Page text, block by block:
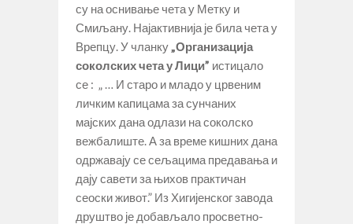
су на оснивање чета у Метку и
Смиљану. Најактивнија је била чета у
Врепцу. У чланку Организација
соколских чета у Лици” истицало
се : „ … И старо и младо у црвеним
личким капицама за сунчаних
мајских дана одлази на соколско
вежбалиште. А за време кишних дана
одржавају се сељацима предавања и
дају савети за њихов практичан
сеоски живот.” Из Хигијенског завода
друштво је добављало просветно-